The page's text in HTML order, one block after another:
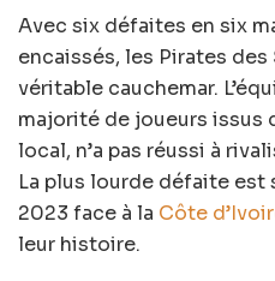
Avec six défaites en six
encaissés, les Pirates
véritable cauchemar.
majorité de joueurs issus
local, n’a pas réussi à
La plus lourde défaite est
2023 face à la Côte
leur histoire.